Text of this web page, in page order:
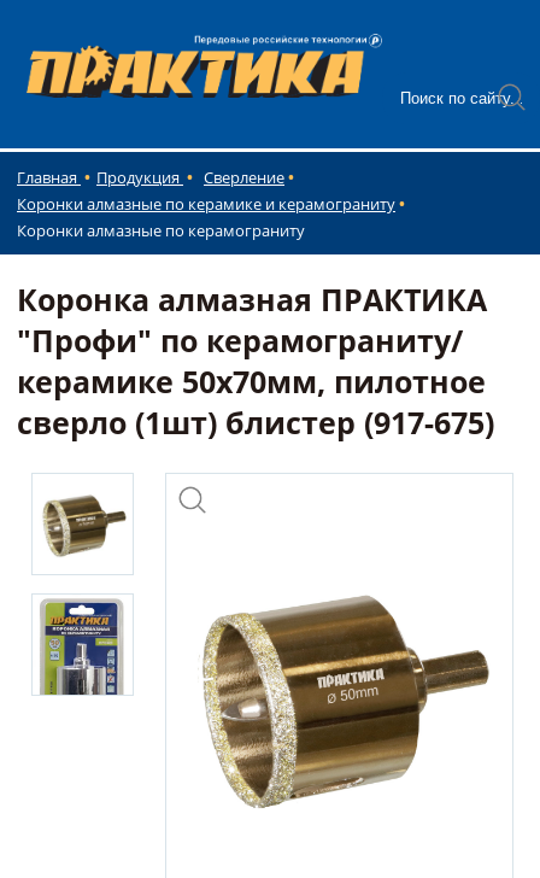
Главная Продукция
Сверление
Коронки алмазные по керамике и керамограниту
Коронки алмазные по керамограниту
Коронка алмазная ПРАКТИКА
"Профи" по керамограниту/
керамике 50х70мм, пилотное
сверло (1шт) блистер (917-675)